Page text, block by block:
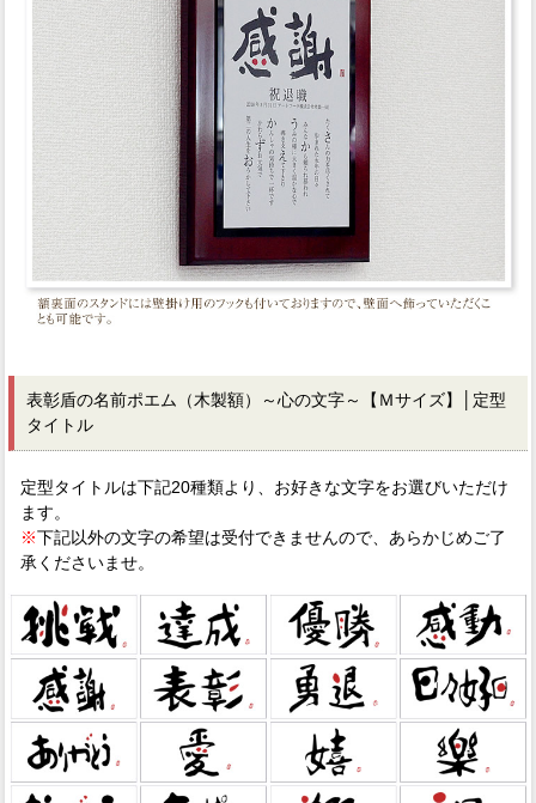
表彰盾の名前ポエム（木製額）～心の文字～【Ｍサイズ】│定型
タイトル
定型タイトルは下記20種類より、お好きな文字をお選びいただけ
ます。
※下記以外の文字の希望は受付できませんので、あらかじめご了
承くださいませ。